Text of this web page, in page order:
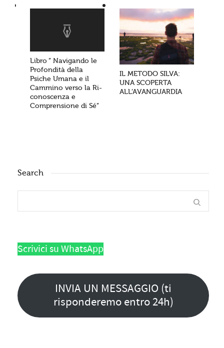
Libro ” Navigando le
Profondità della
Psiche Umana e il
Cammino verso la Ri-
conoscenza e
Comprensione di Sé”
IL METODO SILVA:
UNA SCOPERTA
ALL’AVANGUARDIA
Search
Scrivici su WhatsApp
INVIA UN MESSAGGIO (ti
risponderemo entro 24h)